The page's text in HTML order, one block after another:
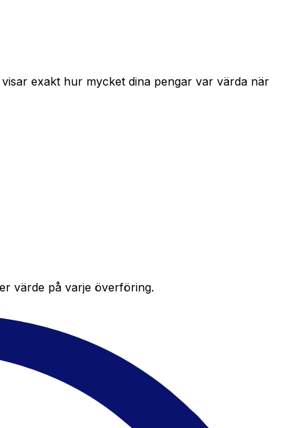
exakt hur mycket dina pengar var värda när
värde på varje överföring.